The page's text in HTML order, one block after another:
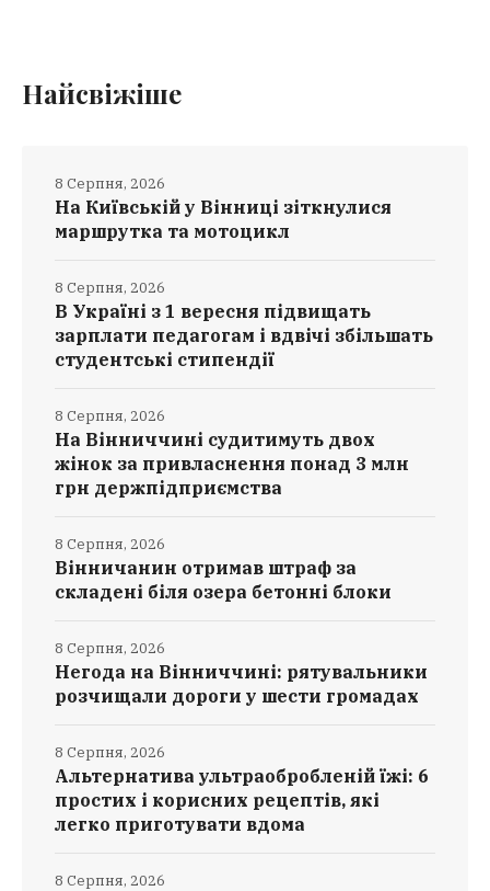
Найсвіжіше
На Київській у Вінниці зіткнулися
маршрутка та мотоцикл
8 Серпня, 2026
В Україні з 1 вересня підвищать
зарплати педагогам і вдвічі збільшать
студентські стипендії
8 Серпня, 2026
На Вінниччині судитимуть двох
жінок за привласнення понад 3 млн
грн держпідприємства
8 Серпня, 2026
Вінничанин отримав штраф за
складені біля озера бетонні блоки
8 Серпня, 2026
Негода на Вінниччині: рятувальники
розчищали дороги у шести громадах
8 Серпня, 2026
Альтернатива ультраобробленій їжі: 6
простих і корисних рецептів, які
легко приготувати вдома
8 Серпня, 2026
8 Серпня, 2026